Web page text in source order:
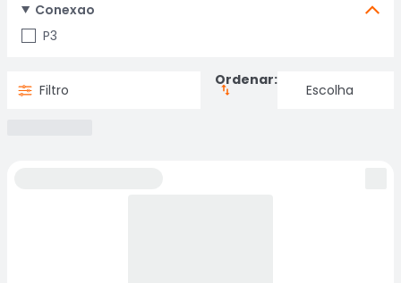
Conexao
P3
Filtro
Ordenar: